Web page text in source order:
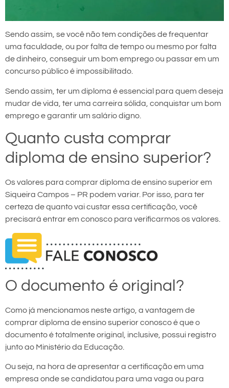
Sendo assim, se você não tem condições de frequentar
uma faculdade, ou por falta de tempo ou mesmo por falta
de dinheiro, conseguir um bom emprego ou passar em um
concurso público é impossibilitado.
Sendo assim, ter um diploma é essencial para quem deseja
mudar de vida, ter uma carreira sólida, conquistar um bom
emprego e garantir um salário digno.
Quanto custa comprar
diploma de ensino superior?
Os valores para comprar diploma de ensino superior em
Siqueira Campos – PR podem variar. Por isso, para ter
certeza de quanto vai custar essa certificação, você
precisará entrar em conosco para verificarmos os valores.
O documento é original?
Como já mencionamos neste artigo, a vantagem de
comprar diploma de ensino superior conosco é que o
documento é totalmente original, inclusive, possui registro
junto ao Ministério da Educação.
Ou seja, na hora de apresentar a certificação em uma
empresa onde se candidatou para uma vaga ou para